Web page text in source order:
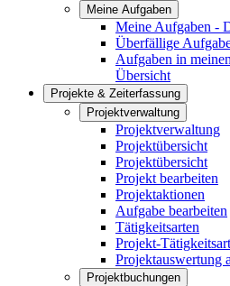
Meine Aufgaben
Meine Aufgaben -
Überfällige
Aufgaben in
Übersicht
Projekte & Zeiterfassung
Projektverwaltung
Projektverwaltung
Projektübersicht
Projektübersicht
Projekt bearbeiten
Projektaktionen
Aufgabe bearbeiten
Tätigkeitsarten
Projekt-
Projektauswertung
Projektbuchungen